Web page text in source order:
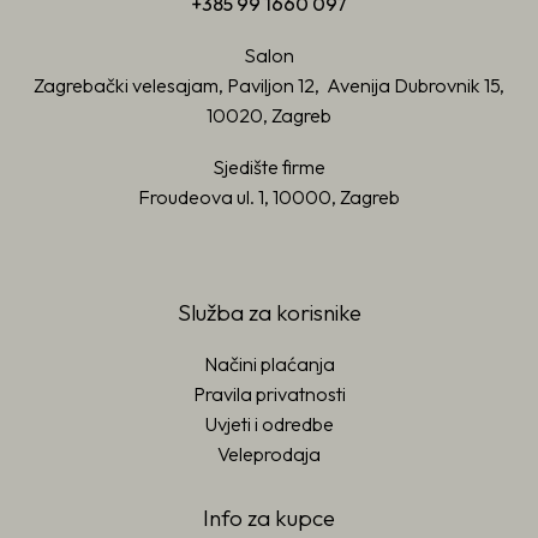
Salon
Zagrebački velesajam, Paviljon 12, Avenija Dubrovnik 15,
10020, Zagreb
Sjedište firme
Froudeova ul. 1, 10000, Zagreb
Služba za korisnike
Načini plaćanja
Pravila privatnosti
Uvjeti i odredbe
Veleprodaja
Info za kupce